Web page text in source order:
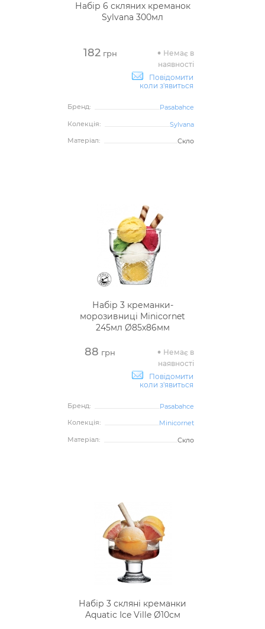
Набір 6 скляних креманок
Sylvana 300мл
182грн
Немає в
наявності
Повідомити
коли з'явиться
Бренд:
Pasabahce
Колекція:
Sylvana
Матеріал:
Скло
Набір 3 креманки-
морозивниці Minicornet
245мл Ø85х86мм
88 грн
Немає в
наявності
Повідомити
коли з'явиться
Бренд:
Pasabahce
Колекція:
Minicornet
Матеріал:
Скло
Набір 3 скляні креманки
Aquatic Ice Ville Ø10см